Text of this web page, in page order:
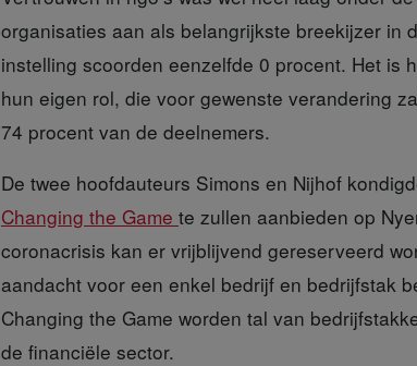
organisaties aan als belangrijkste breekijzer in
instelling scoorden eenzelfde 0 procent. Het is
hun eigen rol, die voor gewenste verandering
74 procent van de deelnemers.
De twee hoofdauteurs Simons en Nijhof
Changing the Game te zullen aanbieden op
coronacrisis kan er vrijblijvend gereserveerd
aandacht voor een enkel bedrijf en bedrijfstak
Changing the Game worden tal van
de financiële sector.